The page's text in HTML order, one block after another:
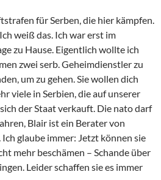
für Serben, die hier kämpfen.
weiß das. Ich war erst im
zu Hause. Eigentlich wollte ich
zwei serb. Geheimdienstler zu
um zu gehen. Sie wollen dich
viele in Serbien, die auf unserer
der Staat verkauft. Die nato darf
Blair ist ein Berater von
glaube immer: Jetzt können sie
mehr beschämen – Schande über
Leider schaffen sie es immer